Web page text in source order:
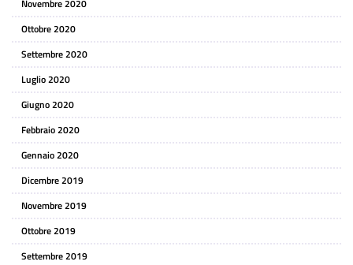
Novembre 2020
Ottobre 2020
Settembre 2020
Luglio 2020
Giugno 2020
Febbraio 2020
Gennaio 2020
Dicembre 2019
Novembre 2019
Ottobre 2019
Settembre 2019